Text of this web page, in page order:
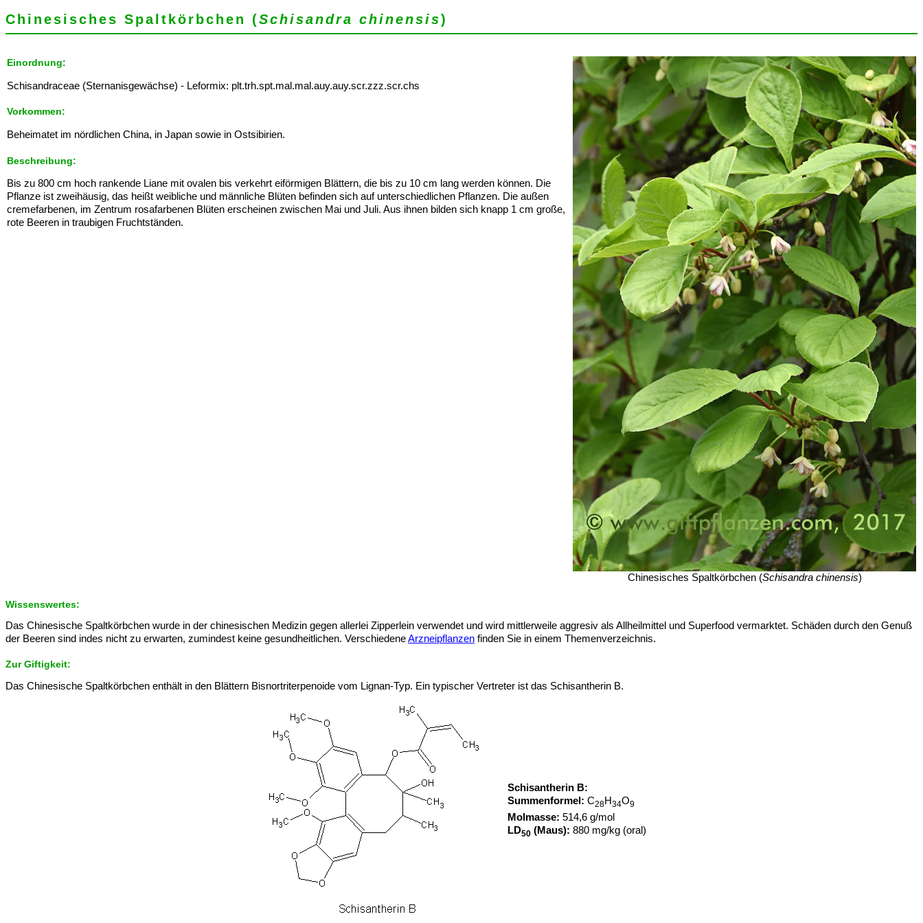
Chinesisches Spaltkörbchen (Schisandra chinensis)
Einordnung:
Schisandraceae (Sternanisgewächse) - Leformix: plt.trh.spt.mal.mal.auy.auy.scr.zzz.scr.chs
Vorkommen:
Beheimatet im nördlichen China, in Japan sowie in Ostsibirien.
Beschreibung:
Bis zu 800 cm hoch rankende Liane mit ovalen bis verkehrt eiförmigen Blättern, die bis zu 10 cm lang werden können. Die
Pflanze ist zweihäusig, das heißt weibliche und männliche Blüten befinden sich auf unterschiedlichen Pflanzen. Die außen
cremefarbenen, im Zentrum rosafarbenen Blüten erscheinen zwischen Mai und Juli. Aus ihnen bilden sich knapp 1 cm große,
rote Beeren in traubigen Fruchtständen.
Chinesisches Spaltkörbchen (Schisandra chinensis)
Wissenswertes:
Das Chinesische Spaltkörbchen wurde in der chinesischen Medizin gegen allerlei Zipperlein verwendet und wird mittlerweile aggresiv als Allheilmittel und Superfood vermarktet. Schäden durch den Genuß
der Beeren sind indes nicht zu erwarten, zumindest keine gesundheitlichen. VerschiedeneArzneipflanzen finden Sie in einem Themenverzeichnis.
Zur Giftigkeit:
Das Chinesische Spaltkörbchen enthält in den Blättern Bisnortriterpenoide vom Lignan-Typ. Ein typischer Vertreter ist das Schisantherin B.
Schisantherin B:
Summenformel: C28H34O9
Molmasse: 514,6 g/mol
LD50(Maus): 880 mg/kg (oral)